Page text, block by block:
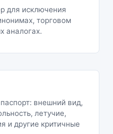
для исключения
торговом
аналогах.
внешний вид,
летучие,
и другие критичные